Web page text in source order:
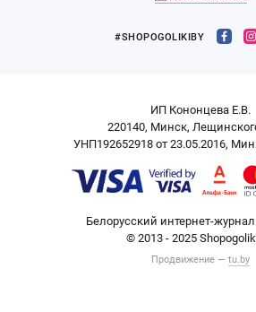
#SHOPOGOLIKIBY
ИП Кононцева Е.В.
220140, Минск,
УНП192652918 от 23.05.2016,
Белорусский интернет-
© 2013 - 2025
Продвижение — tu.by